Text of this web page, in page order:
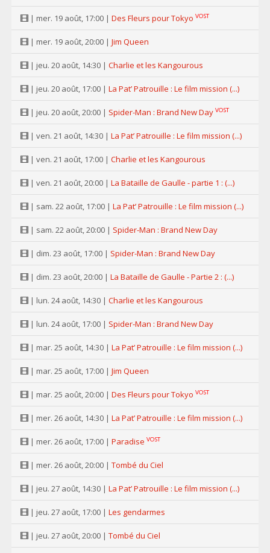
| mer. 19 août, 17:00 | Des Fleurs pour Tokyo VOST
| mer. 19 août, 20:00 | Jim Queen
| jeu. 20 août, 14:30 | Charlie et les Kangourous
| jeu. 20 août, 17:00 | La Pat’ Patrouille : Le film mission (...)
| jeu. 20 août, 20:00 | Spider-Man : Brand New Day VOST
| ven. 21 août, 14:30 | La Pat’ Patrouille : Le film mission (...)
| ven. 21 août, 17:00 | Charlie et les Kangourous
| ven. 21 août, 20:00 | La Bataille de Gaulle - partie 1 : (...)
| sam. 22 août, 17:00 | La Pat’ Patrouille : Le film mission (...)
| sam. 22 août, 20:00 | Spider-Man : Brand New Day
| dim. 23 août, 17:00 | Spider-Man : Brand New Day
| dim. 23 août, 20:00 | La Bataille de Gaulle - Partie 2 : (...)
| lun. 24 août, 14:30 | Charlie et les Kangourous
| lun. 24 août, 17:00 | Spider-Man : Brand New Day
| mar. 25 août, 14:30 | La Pat’ Patrouille : Le film mission (...)
| mar. 25 août, 17:00 | Jim Queen
| mar. 25 août, 20:00 | Des Fleurs pour Tokyo VOST
| mer. 26 août, 14:30 | La Pat’ Patrouille : Le film mission (...)
| mer. 26 août, 17:00 | Paradise VOST
| mer. 26 août, 20:00 | Tombé du Ciel
| jeu. 27 août, 14:30 | La Pat’ Patrouille : Le film mission (...)
| jeu. 27 août, 17:00 | Les gendarmes
| jeu. 27 août, 20:00 | Tombé du Ciel